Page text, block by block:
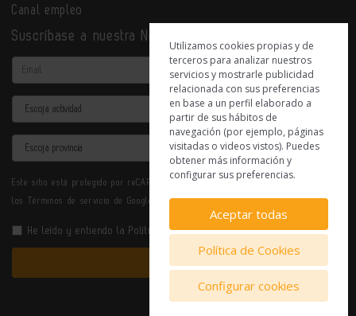
Canal empleo
Suscríbase a nuestra Newsletter
Email
Actividad
Provincia
Este sitio está protegido por reCAPTCHA y se aplican la
los Términos de servicio de Google.
He leído y entiendo la Política de Privacidad
Enviar
Utilizamos cookies propias y de
terceros para analizar nuestros
servicios y mostrarle publicidad
relacionada con sus preferencias
en base a un perfil elaborado a
partir de sus hábitos de
navegación (por ejemplo, páginas
visitadas o videos vistos). Puedes
obtener más información y
configurar sus preferencias.
Aceptar todas
Política de Cookies
Configurar cookies